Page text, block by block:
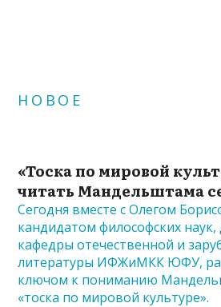
НОВОЕ
«Тоска по мировой
читать Мандельштама
Сегодня вместе с Олегом
кандидатом философских
кафедры отечественной и
литературы ИФЖиМКК ЮФУ,
ключом к пониманию
«тоска по мировой культуре».